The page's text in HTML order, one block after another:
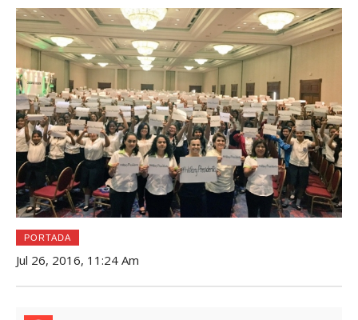
PORTADA
Jul 26, 2016, 11:24 Am